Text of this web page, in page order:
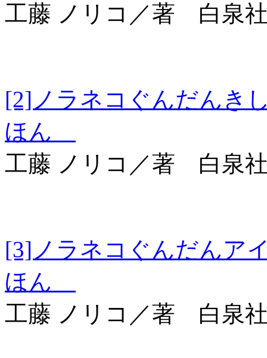
工藤 ノリコ／著 白泉
[2]ノラネコぐんだん
ほん
工藤 ノリコ／著 白泉
[3]ノラネコぐんだん
ほん
工藤 ノリコ／著 白泉